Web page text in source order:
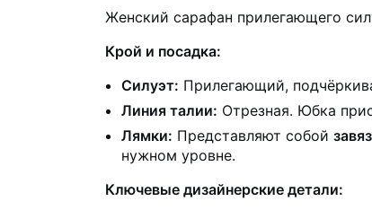
Женский сарафан прилегающего
Крой и посадка:
Силуэт: Прилегающий,
Линия талии: Отрезная. Юбка
Лямки: Представляют собой
нужном уровне.
Ключевые дизайнерские детали: